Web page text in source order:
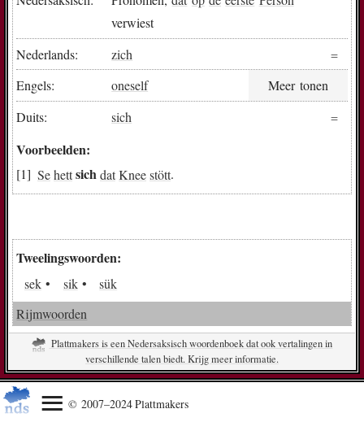
verwiest
Nederlands:
zich
Engels:
oneself
Meer tonen
Duits:
sich
Voorbeelden:
SehettsichdatKneestött.
Tweelingswoorden:
sek sik
sük
Rijmwoorden
Plattmakers is een Nedersaksisch woordenboek dat ook vertalingen in
verschillende talen biedt. Krijg meer informatie.
© 2007–2024 Plattmakers